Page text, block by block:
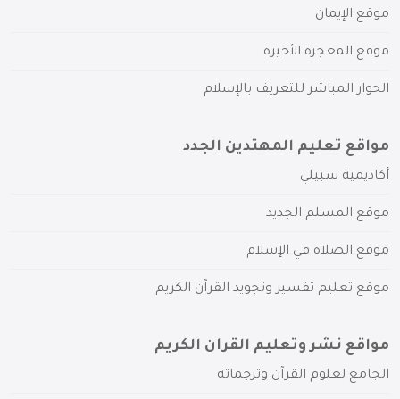
موقع الإيمان
موقع المعجزة الأخيرة
الحوار المباشر للتعريف بالإسلام
مواقع تعليم المهتدين الجدد
أكاديمية سبيلي
موقع المسلم الجديد
موقع الصلاة في الإسلام
موقع تعليم تفسير وتجويد القرآن الكريم
مواقع نشر وتعليم القرآن الكريم
الجامع لعلوم القرآن وترجماته